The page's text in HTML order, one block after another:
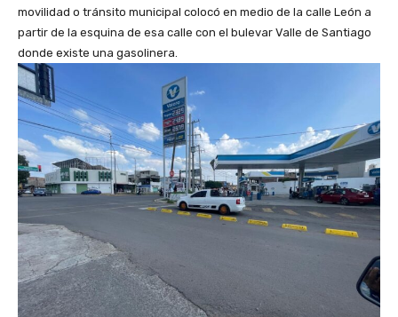
movilidad o tránsito municipal colocó en medio de la calle León a
partir de la esquina de esa calle con el bulevar Valle de Santiago
donde existe una gasolinera.